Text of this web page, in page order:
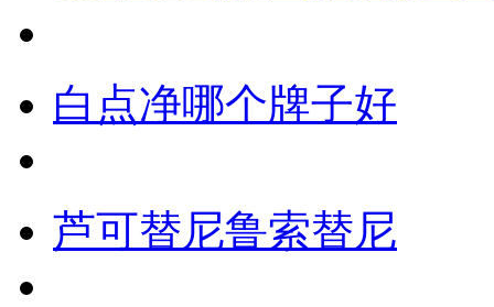
白点净哪个牌子好
芦可替尼鲁索替尼